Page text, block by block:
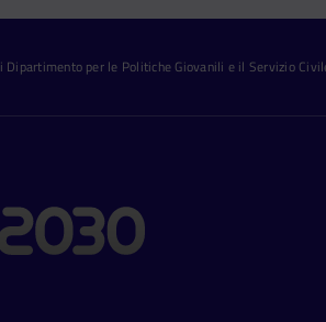
per le Politiche Giovanili e il Servizio